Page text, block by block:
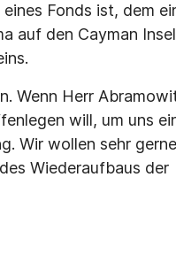
Fonds ist, dem
auf den Cayman
Wenn Herr
will, um uns
Wir wollen sehr gerne
Wiederaufbaus der